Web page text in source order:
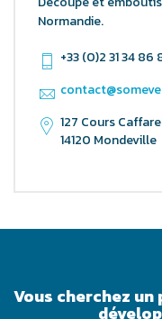
Normandie.
+33 (0)2 31 34 86
127 Cours
14120 Mondeville
Vous cherchez